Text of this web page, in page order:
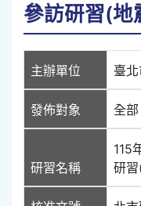
參訪研習(地
主辦單位 臺
發佈對象 全部
研習名稱
115
研